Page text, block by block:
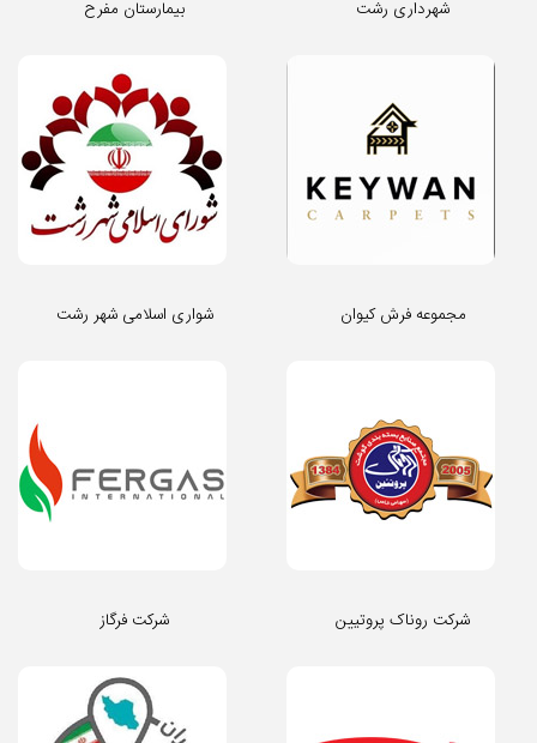
بیمارستان مفرح شهرداری رشت
شواری اسلامی شهر رشت مجموعه فرش کیوان
شرکت فرگاز شرکت روناک پروتیین